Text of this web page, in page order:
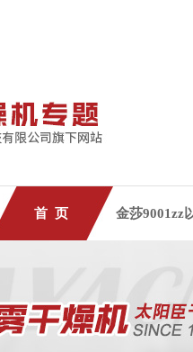
首 页 金莎9001zz